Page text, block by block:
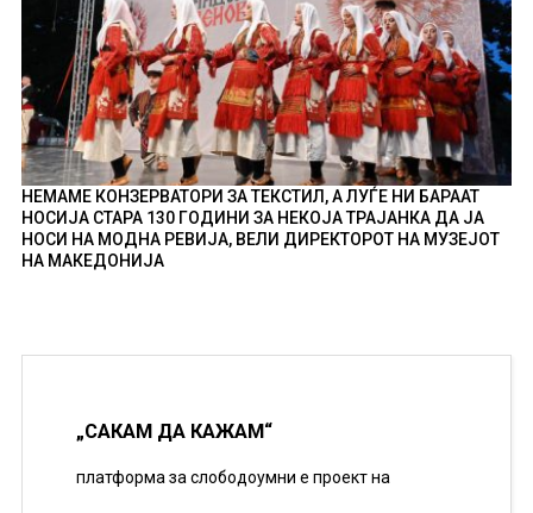
НЕМАМЕ КОНЗЕРВАТОРИ ЗА ТЕКСТИЛ, А ЛУЃЕ НИ БАРААТ
НОСИЈА СТАРА 130 ГОДИНИ ЗА НЕКОЈА ТРАЈАНКА ДА ЈА
НОСИ НА МОДНА РЕВИЈА, ВЕЛИ ДИРЕКТОРОТ НА МУЗЕЈОТ
НА МАКЕДОНИЈА
„САКАМ ДА КАЖАМ“
платформа за слободоумни е проект на